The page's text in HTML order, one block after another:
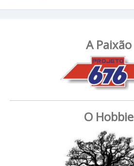
A Paixão
O Hobbie